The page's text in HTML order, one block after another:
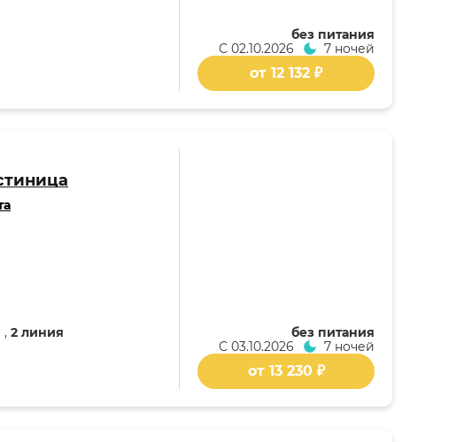
без питания
С 02.10.2026 7 ночей
от 12 132 ₽
, 2 линия
без питания
С 03.10.2026 7 ночей
от 13 230 ₽